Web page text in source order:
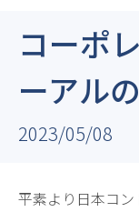
コーポ
ーアル
2023/05/08
平素より日本コ